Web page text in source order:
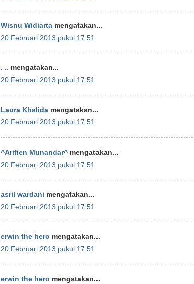
Wisnu Widiarta mengatakan...
20 Februari 2013 pukul 17.51
. .. mengatakan...
20 Februari 2013 pukul 17.51
Laura Khalida mengatakan...
20 Februari 2013 pukul 17.51
^Arifien Munandar^ mengatakan...
20 Februari 2013 pukul 17.51
asril wardani mengatakan...
20 Februari 2013 pukul 17.51
erwin the hero mengatakan...
20 Februari 2013 pukul 17.51
erwin the hero mengatakan...